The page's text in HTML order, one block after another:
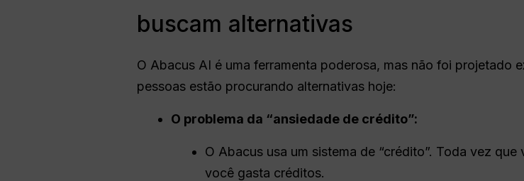
buscam alternativas
O Abacus AI é uma ferramenta poderosa, mas não foi projetado
pessoas estão procurando alternativas hoje:
O problema da “ansiedade de crédito”:
O Abacus usa um sistema de “crédito”. Toda vez
você gasta créditos.